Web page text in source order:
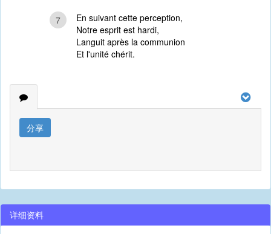
7
En suivant cette perception,
Notre esprit est hardi,
Languit après la communion
Et l'unité chérit.
分享
详细资料